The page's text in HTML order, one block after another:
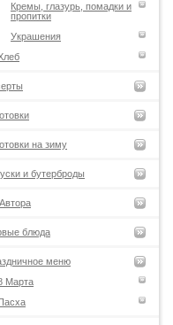
Кремы, глазурь, помадки и
пропитки
Украшения
на зиму
и бутерброды
блюда
меню
Марта